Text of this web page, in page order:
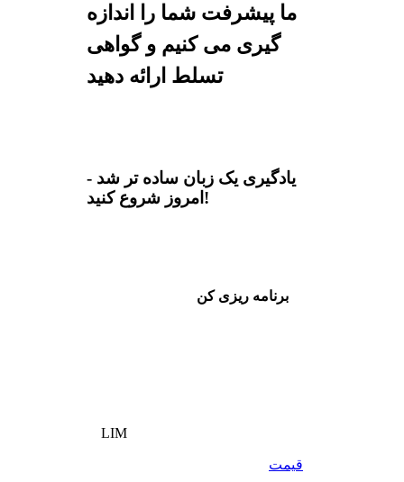
ما پیشرفت شما را اندازه
گیری می کنیم و گواهی
تسلط ارائه دهید
یادگیری یک زبان ساده تر شد -
امروز شروع کنید!
برنامه ریزی کن
LIM
قیمت